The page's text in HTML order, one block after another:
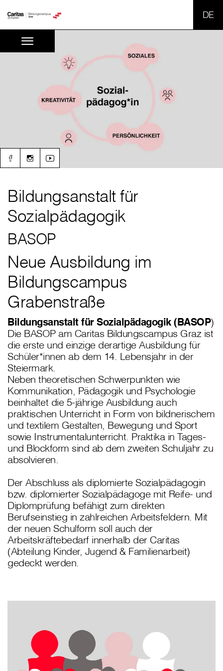
Bildungsanstalt für
Sozialpädagogik
BASOP
Neue Ausbildung im
Bildungscampus
Grabenstraße
Bildungsanstalt für Sozialpädagogik (BASOP)
Die BASOP am Caritas Bildungscampus Graz ist
die erste und einzige derartige Ausbildung für
Schüler*innen ab dem 14. Lebensjahr in der
Steiermark.
Neben theoretischen Schwerpunkten wie
Kommunikation, Pädagogik und Psychologie
beinhaltet die 5-jährige Ausbildung auch
praktischen Unterricht in Form von bildnerischem
und textilem Gestalten, Bewegung und Sport
sowie Instrumentalunterricht. Praktika in Tages-
und Blockform sind ab dem zweiten Schuljahr zu
absolvieren.
Der Abschluss als diplomierte Sozialpädagogin
bzw. diplomierter Sozialpädagoge mit Reife- und
Diplomprüfung befähigt zum direkten
Berufseinstieg in zahlreichen Arbeitsfeldern. Mit
der neuen Schulform soll auch der
Arbeitskräftebedarf innerhalb der Caritas
(Abteilung Kinder, Jugend & Familienarbeit)
gedeckt werden.